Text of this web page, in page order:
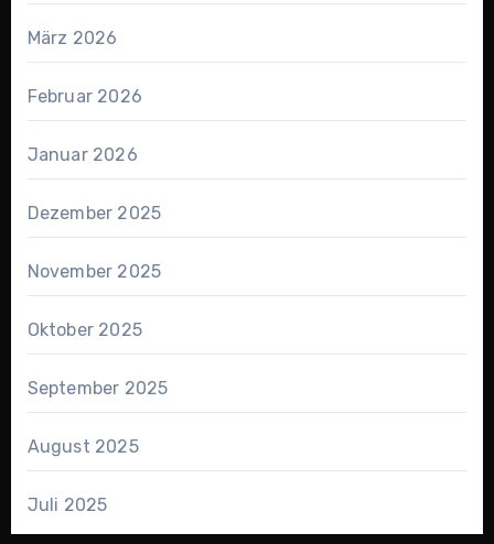
März 2026
Februar 2026
Januar 2026
Dezember 2025
November 2025
Oktober 2025
September 2025
August 2025
Juli 2025